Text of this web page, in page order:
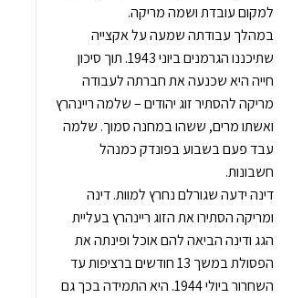
למקום עובדת ושמה מריקה.
במהלך עבודתה שמעה על אקצייה
שתיכננו הגרמנים ביוני 1943. תוך סיכון
חייה היא שכנעה את חברתה לעבודה
מריקה להסתיר זוג יהודים – שלמה ריינהרץ
ואשתו מרים, ששהו במחנה סמוך. שלמה
עבד פעם בשבוע בפונדק כמנהל
חשבונות.
דינה ידעה שגורלם נחרץ למוות. דינה
ומריקה הסתירו את הזוג ריינהרץ בעליית
הגג ודינה הביאה להם אוכל ופינתה את
הפסולת במשך 13 חודשים ברציפות עד
השחרור ביולי 1944. היא התמידה בכך גם